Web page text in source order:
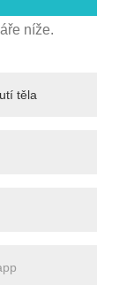
níže.